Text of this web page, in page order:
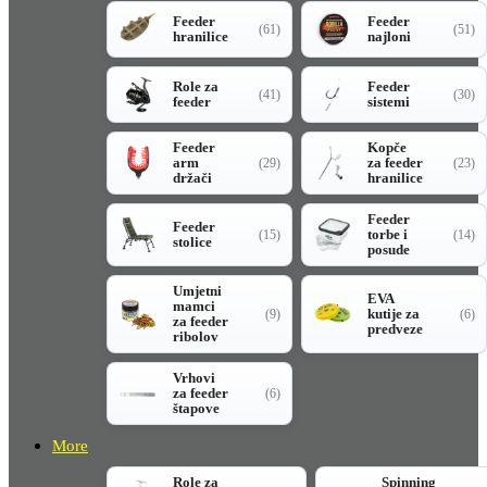
Feeder
hranilice
(61)
Feeder
najloni
(51)
Role za
feeder
(41)
Feeder
sistemi
(30)
Feeder
arm
držači
(29)
Kopče
za feeder
hranilice
(23)
Feeder
stolice
(15)
Feeder
torbe i
posude
(14)
Umjetni
mamci
za feeder
ribolov
(9)
EVA
kutije za
predveze
(6)
Vrhovi
za feeder
štapove
(6)
More
Role za
Spinning